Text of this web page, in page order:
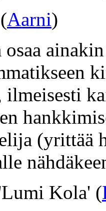
Aarni)
ilmeisesti
(yrittää
Kola' (